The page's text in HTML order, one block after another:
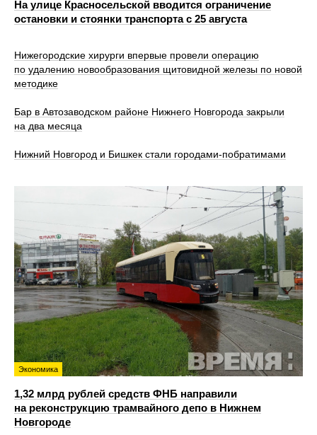
На улице Красносельской вводится ограничение
остановки и стоянки транспорта с 25 августа
Нижегородские хирурги впервые провели операцию
по удалению новообразования щитовидной железы по новой
методике
Бар в Автозаводском районе Нижнего Новгорода закрыли
на два месяца
Нижний Новгород и Бишкек стали городами-побратимами
Экономика
1,32 млрд рублей средств ФНБ направили
на реконструкцию трамвайного депо в Нижнем
Новгороде